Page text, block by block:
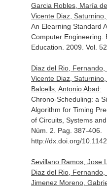
Garcia Robles, María
Vicente Diaz,
An Elearning Standard
Computer Engineering.
Education . 2009. Vol.
Diaz del Rio,
Vicente Diaz,
Balcells, Antonio Abad:
Chrono-Scheduling: a
Algorithm for Timing
of Circuits, Systems
Núm. 2. Pag. 387-406.
http://dx.doi.org/
Sevillano Ramos, Jose
Diaz del Rio, Fernando,
Jimenez Moreno,